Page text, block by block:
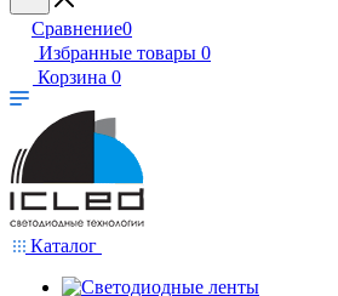
Сравнение0
Избранные товары 0
Корзина 0
Каталог